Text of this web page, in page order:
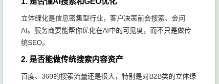
立体绿化是信息密集型行业，客户决策前会搜索、会问
AI。服务商要能帮你优化在AI中的可见度，而不只是做传
统SEO。
2. 是否能做传统搜索内容资产
百度、360的搜索流量还是很大，特别是对B2B类的立体绿